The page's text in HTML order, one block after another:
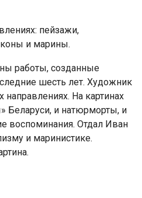
пейзажи,
и марины.
работы, созданные
шесть лет. Художник
направлениях. На картинах
Беларуси, и натюрморты, и
воспоминания. Отдал Иван
и маринистике.